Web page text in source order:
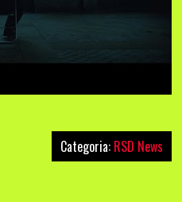
Categoria: RSD News